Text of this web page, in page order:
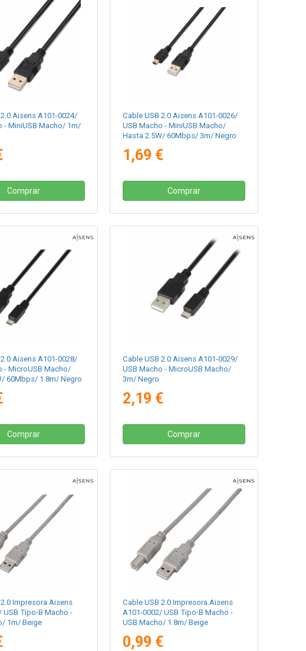
Aisens A101-0024/
- MiniUSB Macho/ 1m/
Comprar
Cable USB 2.0 Aisens A101-0026/
USB Macho - MiniUSB Macho/
Hasta 2.5W/ 60Mbps/ 3m/ Negro
1,69 €
Comprar
Aisens A101-0028/
- MicroUSB Macho/
60Mbps/ 1.8m/ Negro
Comprar
Cable USB 2.0 Aisens A101-0029/
USB Macho - MicroUSB Macho/
3m/ Negro
2,19 €
Comprar
Impresora Aisens
USB Tipo-B Macho -
1m/ Beige
Cable USB 2.0 Impresora Aisens
A101-0002/ USB Tipo-B Macho -
USB Macho/ 1.8m/ Beige
0,99 €